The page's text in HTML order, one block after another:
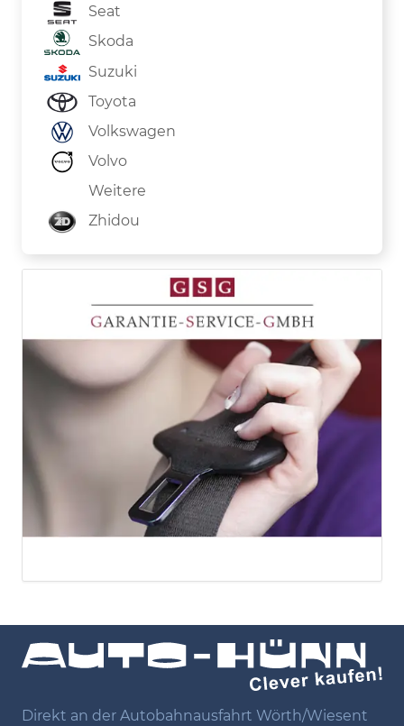
Seat
Skoda
Suzuki
Toyota
Volkswagen
Volvo
Weitere
Zhidou
Direkt an der Autobahnausfahrt Wörth/Wiesent